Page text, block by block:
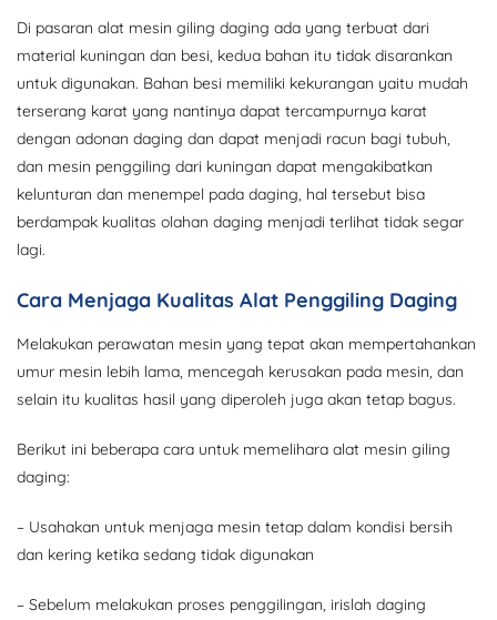
Di pasaran alat mesin giling daging ada yang terbuat dari
material kuningan dan besi, kedua bahan itu tidak disarankan
untuk digunakan. Bahan besi memiliki kekurangan yaitu mudah
terserang karat yang nantinya dapat tercampurnya karat
dengan adonan daging dan dapat menjadi racun bagi tubuh,
dan mesin penggiling dari kuningan dapat mengakibatkan
kelunturan dan menempel pada daging, hal tersebut bisa
berdampak kualitas olahan daging menjadi terlihat tidak segar
lagi.
Cara Menjaga Kualitas Alat Penggiling Daging
Melakukan perawatan mesin yang tepat akan mempertahankan
umur mesin lebih lama, mencegah kerusakan pada mesin, dan
selain itu kualitas hasil yang diperoleh juga akan tetap bagus.
Berikut ini beberapa cara untuk memelihara alat mesin giling
daging:
– Usahakan untuk menjaga mesin tetap dalam kondisi bersih
dan kering ketika sedang tidak digunakan
– Sebelum melakukan proses penggilingan, irislah daging